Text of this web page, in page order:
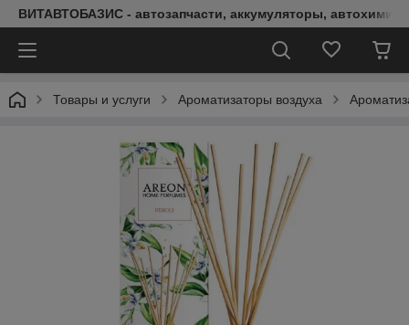
ВИТАВТОБАЗИС - автозапчасти, аккумуляторы, автохимия,
Товары и услуги Ароматизаторы воздуха